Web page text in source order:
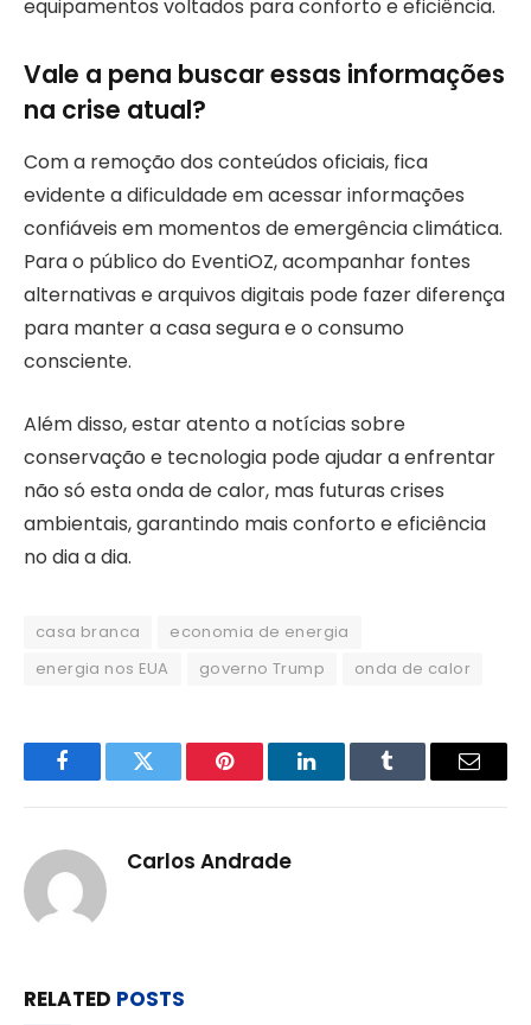
equipamentos voltados para conforto e eficiência.
Vale a pena buscar essas informações
na crise atual?
Com a remoção dos conteúdos oficiais, fica
evidente a dificuldade em acessar informações
confiáveis em momentos de emergência climática.
Para o público do EventiOZ, acompanhar fontes
alternativas e arquivos digitais pode fazer diferença
para manter a casa segura e o consumo
consciente.
Além disso, estar atento a notícias sobre
conservação e tecnologia pode ajudar a enfrentar
não só esta onda de calor, mas futuras crises
ambientais, garantindo mais conforto e eficiência
no dia a dia.
casa branca
economia de energia
energia nos EUA
governo Trump onda de calor
FacebookTwitter Pinterest LinkedInTumblr Email
Carlos Andrade
RELATED POSTS